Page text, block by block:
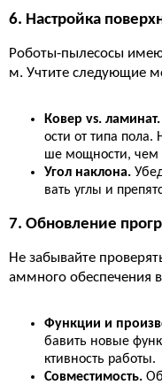
6. Настройка
Роботы-пылесосы
м. Учтите следующие
Ковер vs. ламинат.
ости от типа пола.
ше мощности, чем
Угол наклона.
вать углы и
7. Обновление
Не забывайте
аммного обеспечения
Функции и
бавить новые
ктивность работы.
Совместимость.